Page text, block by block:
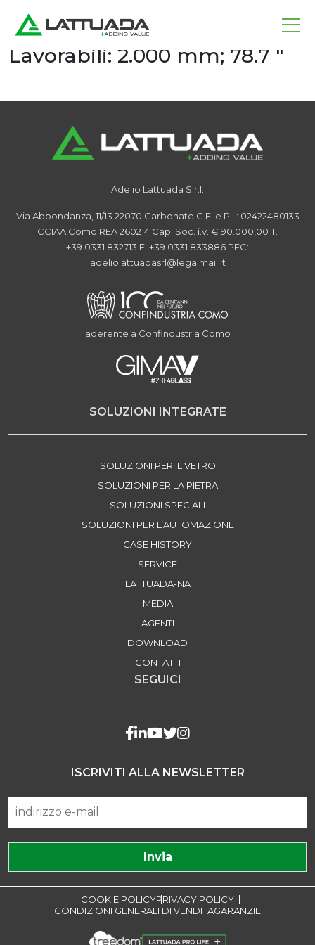
Dimensioni Massime
Lavorabili: 2.000 mm; 78.7 "
Adelio Lattuada S.r.l.
Via Abbondanza, 11/13 22070 Carbonate C.F. e P.I.: 02422480133
CCIAA Como REA 260214 Cap. Soc. i.v. € 90.000,00 T.
+39.0331.832713 F. +39.0331.833886 PEC:
adeliolattuadasrl@legalmail.it
aderente a Confindustria Como
SOLUZIONI INTEGRATE
SOLUZIONI PER IL VETRO
SOLUZIONI PER LA PIETRA
SOLUZIONI SPECIALI
SOLUZIONI PER L’AUTOMAZIONE
CASE HISTORY
SERVICE
LATTUADA-NA
MEDIA
AGENTI
DOWNLOAD
CONTATTI
SEGUICI
ISCRIVITI ALLA NEWSLETTER
COOKIE POLICYPRIVACY POLICY
CONDIZIONI GENERALI DI VENDITAGARANZIE